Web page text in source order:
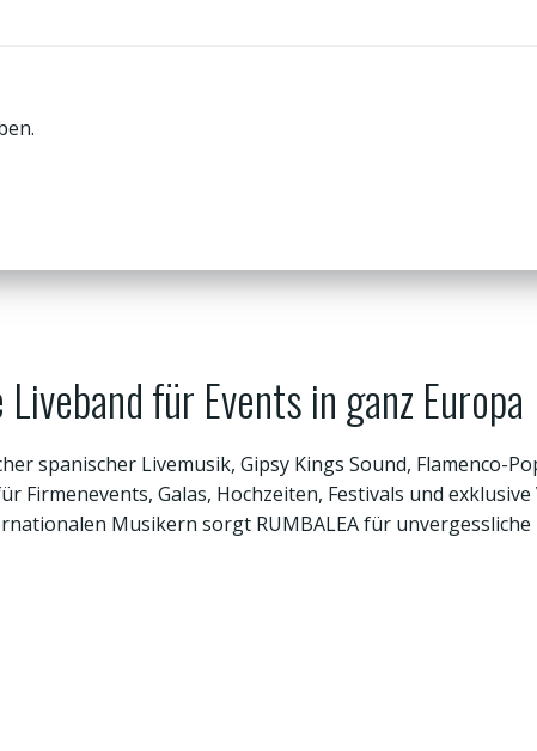
für Events in ganz Europa
spanischer Livemusik, Gipsy Kings Sound, Flamenco-
Firmenevents, Galas, Hochzeiten, Festivals und
Musikern sorgt RUMBALEA für unvergessliche